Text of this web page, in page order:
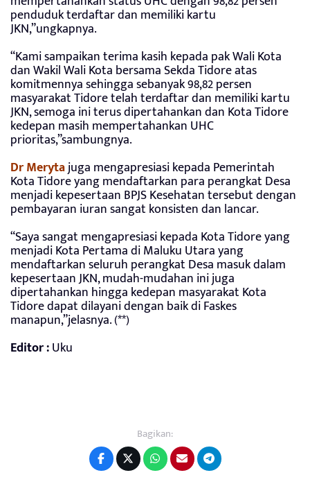
penduduk terdaftar dan memiliki kartu
JKN,”ungkapnya.
“Kami sampaikan terima kasih kepada pak Wali Kota
dan Wakil Wali Kota bersama Sekda Tidore atas
komitmennya sehingga sebanyak 98,82 persen
masyarakat Tidore telah terdaftar dan memiliki kartu
JKN, semoga ini terus dipertahankan dan Kota Tidore
kedepan masih mempertahankan UHC
prioritas,”sambungnya.
Dr Merytajuga mengapresiasi kepada Pemerintah
Kota Tidore yang mendaftarkan para perangkat Desa
menjadi kepesertaan BPJS Kesehatan tersebut dengan
pembayaran iuran sangat konsisten dan lancar.
“Saya sangat mengapresiasi kepada Kota Tidore yang
menjadi Kota Pertama di Maluku Utara yang
mendaftarkan seluruh perangkat Desa masuk dalam
kepesertaan JKN, mudah-mudahan ini juga
dipertahankan hingga kedepan masyarakat Kota
Tidore dapat dilayani dengan baik di Faskes
manapun,”jelasnya. (**)
Editor :Uku
Bagikan: